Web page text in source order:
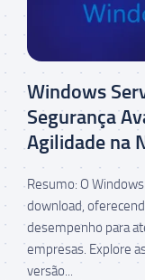
Windows
Segurança
Agilidade na
Resumo: O
download,
desempenho para
empresas. Explore
versão...